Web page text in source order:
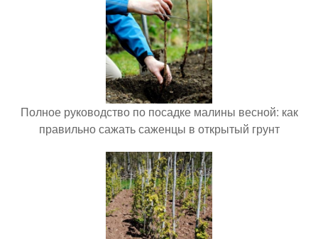
Полное руководство по посадке малины весной: как
правильно сажать саженцы в открытый грунт